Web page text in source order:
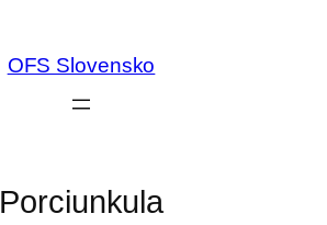
OFS Slovensko
Porciunkula